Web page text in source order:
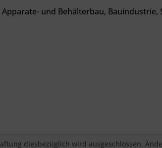
und Behälterbau, Bauindustrie,
diesbezüglich wird ausgeschlossen.